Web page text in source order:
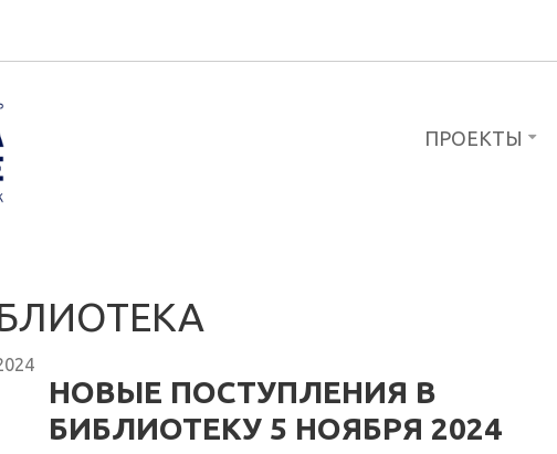
ПРОЕКТЫ
НОВЫЕ ПОСТУПЛЕНИЯ В
БИБЛИОТЕКУ 5 НОЯБРЯ 2024